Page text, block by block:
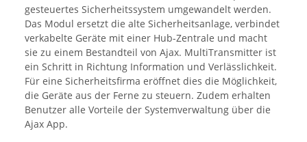
gesteuertes Sicherheitssystem umgewandelt werden.
Das Modul ersetzt die alte Sicherheitsanlage, verbindet
verkabelte Geräte mit einer Hub-Zentrale und macht
sie zu einem Bestandteil von Ajax. MultiTransmitter ist
ein Schritt in Richtung Information und Verlässlichkeit.
Für eine Sicherheitsfirma eröffnet dies die Möglichkeit,
die Geräte aus der Ferne zu steuern. Zudem erhalten
Benutzer alle Vorteile der Systemverwaltung über die
Ajax App.